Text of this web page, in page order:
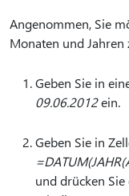
Angenommen, Sie
Monaten und
Geben Sie in
09.06.2012ein.
Geben Sie in
und drücken Sie